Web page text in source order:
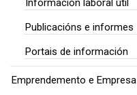
Información laboral útil
Publicacións e informes
Portais de información
Emprendemento e Empresa